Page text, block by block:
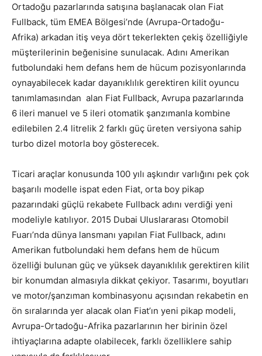
Ortadoğu pazarlarında satışına başlanacak olan Fiat
Fullback, tüm EMEA Bölgesi’nde (Avrupa-Ortadoğu-
Afrika) arkadan itiş veya dört tekerlekten çekiş özelliğiyle
müşterilerinin beğenisine sunulacak. Adını Amerikan
futbolundaki hem defans hem de hücum pozisyonlarında
oynayabilecek kadar dayanıklılık gerektiren kilit oyuncu
tanımlamasından alan Fiat Fullback, Avrupa pazarlarında
6 ileri manuel ve 5 ileri otomatik şanzımanla kombine
edilebilen 2.4 litrelik 2 farklı güç üreten versiyona sahip
turbo dizel motorla boy gösterecek.
Ticari araçlar konusunda 100 yılı aşkındır varlığını pek çok
başarılı modelle ispat eden Fiat, orta boy pikap
pazarındaki güçlü rekabete Fullback adını verdiği yeni
modeliyle katılıyor. 2015 Dubai Uluslararası Otomobil
Fuarı’nda dünya lansmanı yapılan Fiat Fullback, adını
Amerikan futbolundaki hem defans hem de hücum
özelliği bulunan güç ve yüksek dayanıklılık gerektiren kilit
bir konumdan almasıyla dikkat çekiyor. Tasarımı, boyutları
ve motor/şanzıman kombinasyonu açısından rekabetin en
ön sıralarında yer alacak olan Fiat’ın yeni pikap modeli,
Avrupa-Ortadoğu-Afrika pazarlarının her birinin özel
ihtiyaçlarına adapte olabilecek, farklı özelliklere sahip